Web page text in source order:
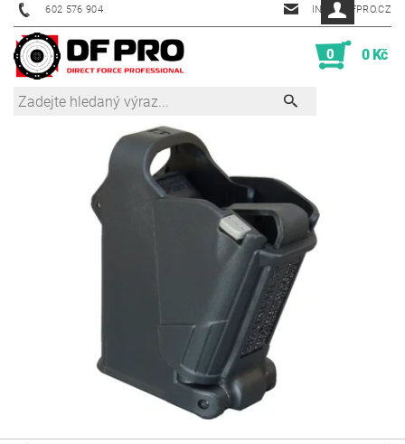
602 576 904 INFO@DFPRO.CZ
0 0 Kč